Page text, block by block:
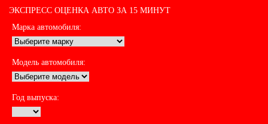
ЭКСПРЕСС ОЦЕНКА АВТО ЗА 15 МИНУТ
Марка автомобиля:
Модель автомобиля:
Год выпуска: